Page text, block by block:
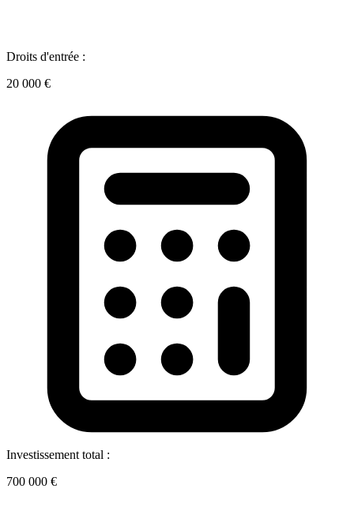
Droits d'entrée :
20 000 €
Investissement total :
700 000 €